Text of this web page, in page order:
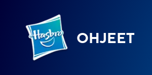
OHJEET